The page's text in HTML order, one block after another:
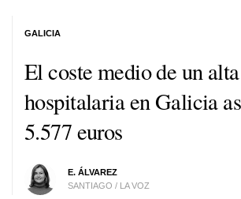
El coste medio de un alta
hospitalaria en Galicia
5.577 euros
E. ÁLVAREZ
SANTIAGO / LA VOZ
GALICIA